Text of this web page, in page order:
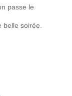
passe le
soirée.